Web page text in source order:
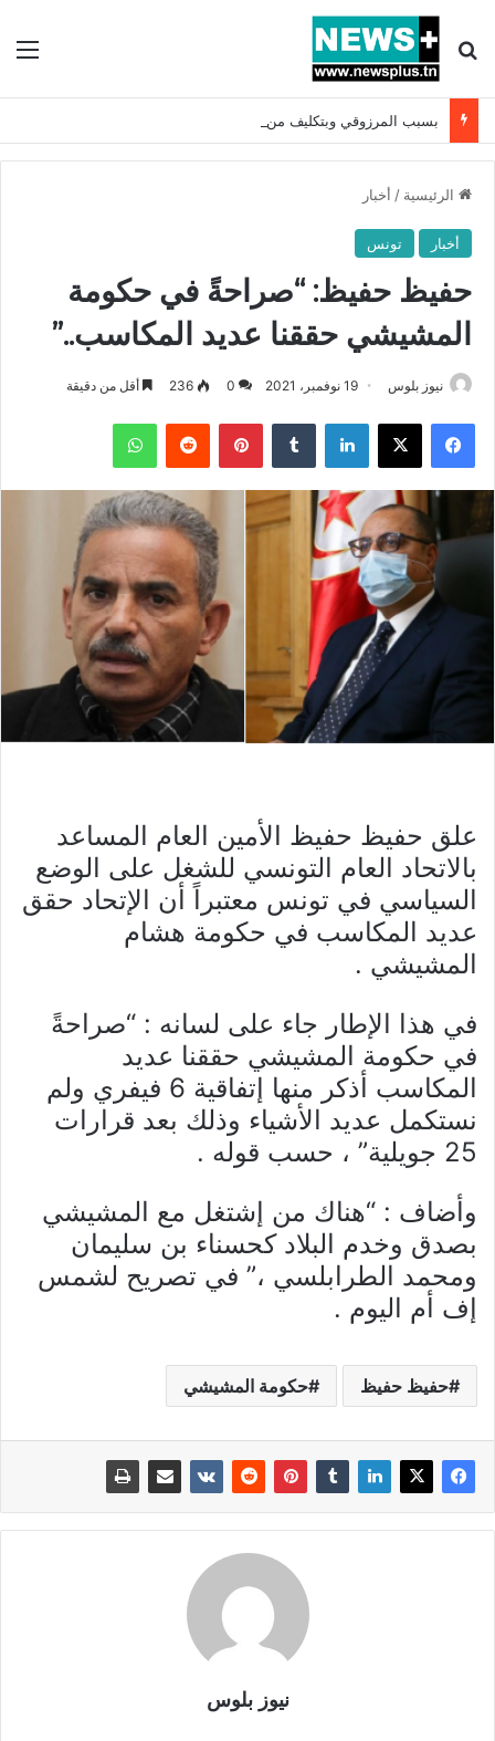
بحث عن
الرئيسية / أخبار
أخبار تونس
حفيظ حفيظ: “صراحةً في حكومة
المشيشي حققنا عديد المكاسب..”
نيوز بلوس 19 نوفمبر، 2021 0
236 أقل من دقيقة
فيسبوك X لينكدإن بينتيريست واتساب
علق حفيظ حفيظ الأمين العام المساعد
بالاتحاد العام التونسي للشغل على الوضع
السياسي في تونس معتبراً أن الإتحاد حقق
عديد المكاسب في حكومة هشام
المشيشي .
في هذا الإطار جاء على لسانه : “صراحةً
في حكومة المشيشي حققنا عديد
المكاسب أذكر منها إتفاقية 6 فيفري ولم
نستكمل عديد الأشياء وذلك بعد قرارات
25 جويلية” ، حسب قوله .
وأضاف : “هناك من إشتغل مع المشيشي
بصدق وخدم البلاد كحسناء بن سليمان
ومحمد الطرابلسي ،” في تصريح لشمس
إف أم اليوم .
حفيظ حفيظ حكومة المشيشي
نيوز بلوس